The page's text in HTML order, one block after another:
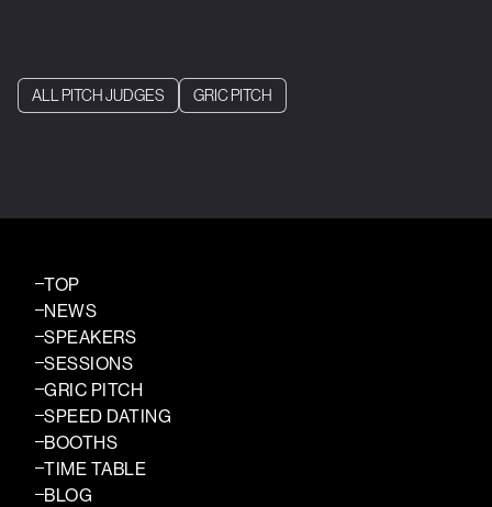
ALL PITCH JUDGES GRIC PITCH
TOP
NEWS
SPEAKERS
SESSIONS
GRIC PITCH
SPEED DATING
BOOTHS
TIME TABLE
BLOG